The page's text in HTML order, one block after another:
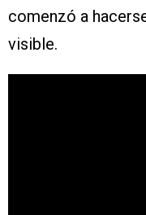
comenzó a
visible.